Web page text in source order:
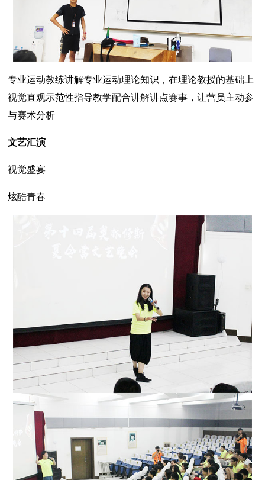
专业运动教练讲解专业运动理论知识，在理论教授的基础上
视觉直观示范性指导教学配合讲解讲点赛事，让营员主动参
与赛术分析
文艺汇演
视觉盛宴
炫酷青春